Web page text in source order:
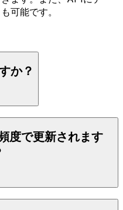
可能です。
か？
度で更新されます